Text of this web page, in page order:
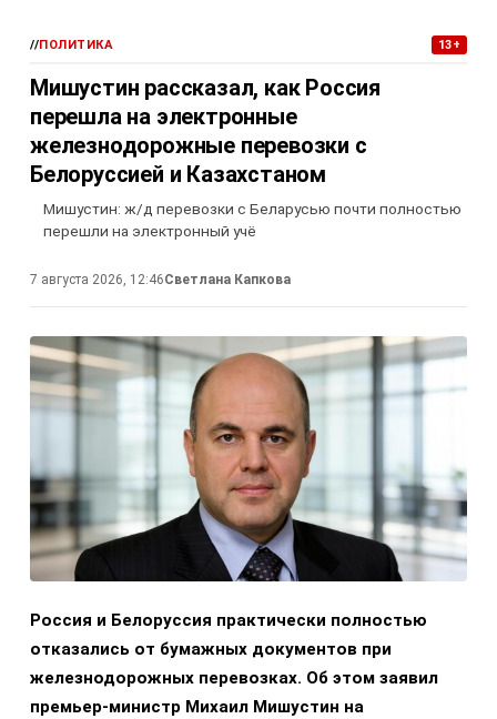
//ПОЛИТИКА 13+
Мишустин рассказал, как Россия
перешла на электронные
железнодорожные перевозки с
Белоруссией и Казахстаном
Мишустин: ж/д перевозки с Беларусью почти полностью
перешли на электронный учё
7 августа 2026, 12:46Светлана Капкова
Россия и Белоруссия практически полностью
отказались от бумажных документов при
железнодорожных перевозках. Об этом заявил
премьер-министр Михаил Мишустин на